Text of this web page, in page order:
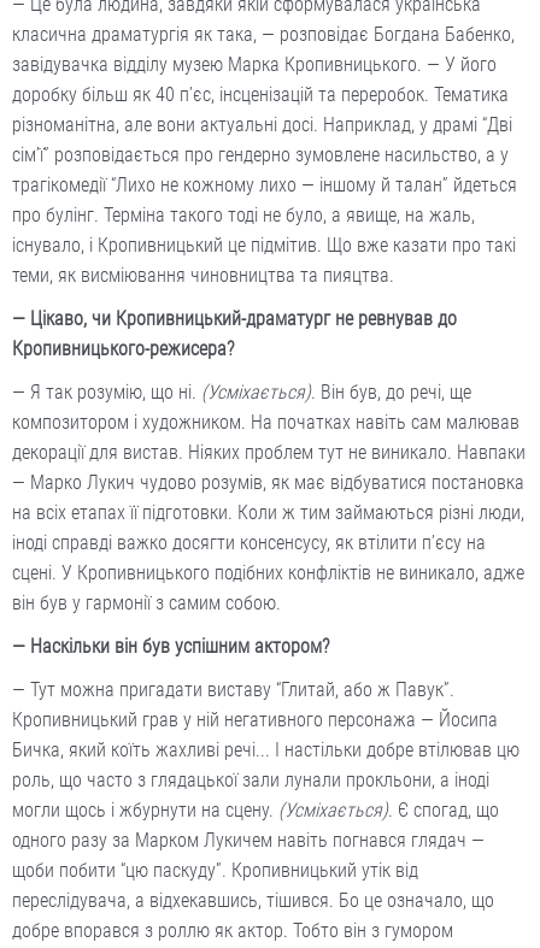
класична драматургія як така, — розповідає Богдана Бабенко,
завідувачка відділу музею Марка Кропивницького. — У його
доробку більш як 40 п’єс, інсценізацій та переробок. Тематика
різноманітна, але вони актуальні досі. Наприклад, у драмі “Дві
сім’ї” розповідається про гендерно зумовлене насильство, а у
трагікомедії “Лихо не кожному лихо — іншому й талан” йдеться
про булінг. Терміна такого тоді не було, а явище, на жаль,
існувало, і Кропивницький це підмітив. Що вже казати про такі
теми, як висміювання чиновництва та пияцтва.
— Цікаво, чи Кропивницький-драматург не ревнував до
Кропивницького-режисера?
— Я так розумію, що ні. (Усміхається). Він був, до речі, ще
композитором і художником. На початках навіть сам малював
декорації для вистав. Ніяких проблем тут не виникало. Навпаки
— Марко Лукич чудово розумів, як має відбуватися постановка
на всіх етапах її підготовки. Коли ж тим займаються різні люди,
іноді справді важко досягти консенсусу, як втілити п’єсу на
сцені. У Кропивницького подібних конфліктів не виникало, адже
він був у гармонії з самим собою.
— Наскільки він був успішним актором?
— Тут можна пригадати виставу “Глитай, або ж Павук”.
Кропивницький грав у ній негативного персонажа — Йосипа
Бичка, який коїть жахливі речі... І настільки добре втілював цю
роль, що часто з глядацької зали лунали прокльони, а іноді
могли щось і жбурнути на сцену. (Усміхається). Є спогад, що
одного разу за Марком Лукичем навіть погнався глядач —
щоби побити “цю паскуду”. Кропивницький утік від
переслідувача, а відхекавшись, тішився. Бо це означало, що
добре впорався з роллю як актор. Тобто він з гумором